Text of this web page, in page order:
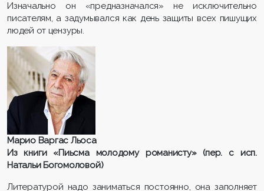
Изначально он «предназначался» не исключительно
писателям, а задумывался как день защиты всех пишущих
людей от цензуры.
Марио Варгас Льоса
Из книги «Пиьсма молодому романисту» (пер. с исп.
Натальи Богомоловой)
Литературой надо заниматься постоянно, она заполняет